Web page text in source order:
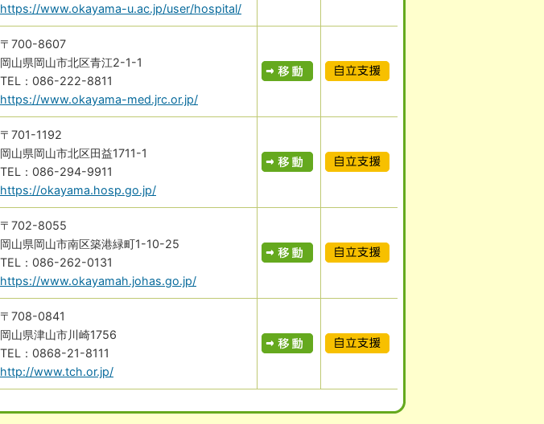
https://www.okayama-u.ac.jp/user/hospital/
〒700-8607
岡山県岡山市北区青江2-1-1
086-222-8811
https://www.okayama-med.jrc.or.jp/
表示 自立支援
〒701-1192
岡山県岡山市北区田益1711-1
086-294-9911
https://okayama.hosp.go.jp/
表示 自立支援
〒702-8055
岡山県岡山市南区築港緑町1-10-25
086-262-0131
https://www.okayamah.johas.go.jp/
表示 自立支援
〒708-0841
岡山県津山市川崎1756
0868-21-8111
http://www.tch.or.jp/
表示 自立支援